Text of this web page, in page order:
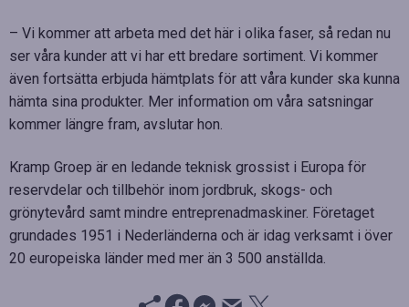
– Vi kommer att arbeta med det här i olika faser, så redan nu
ser våra kunder att vi har ett bredare sortiment. Vi kommer
även fortsätta erbjuda hämtplats för att våra kunder ska kunna
hämta sina produkter. Mer information om våra satsningar
kommer längre fram, avslutar hon.
Kramp Groep är en ledande teknisk grossist i Europa för
reservdelar och tillbehör inom jordbruk, skogs- och
grönytevård samt mindre entreprenadmaskiner. Företaget
grundades 1951 i Nederländerna och är idag verksamt i över
20 europeiska länder med mer än 3 500 anställda.